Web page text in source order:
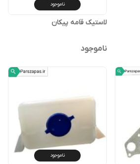
ناموجود
لاستیک قامه پیکان
ناموجود
ناموجود